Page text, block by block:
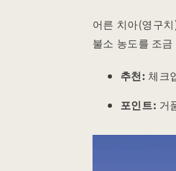
어른 치아(영구
불소 농도를 조
추천: 체크
포인트: 거